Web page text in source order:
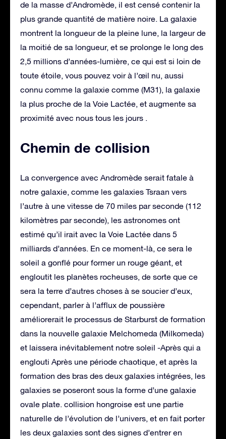
de la masse d’Andromède, il est censé contenir la
plus grande quantité de matière noire. La galaxie
montrent la longueur de la pleine lune, la largeur de
la moitié de sa longueur, et se prolonge le long des
2,5 millions d’années-lumière, ce qui est si loin de
toute étoile, vous pouvez voir à l’œil nu, aussi
connu comme la galaxie comme (M31), la galaxie
la plus proche de la Voie Lactée, et augmente sa
proximité avec nous tous les jours .
Chemin de collision
La convergence avec Andromède serait fatale à
notre galaxie, comme les galaxies Tsraan vers
l’autre à une vitesse de 70 miles par seconde (112
kilomètres par seconde), les astronomes ont
estimé qu’il irait avec la Voie Lactée dans 5
milliards d’années. En ce moment-là, ce sera le
soleil a gonflé pour former un rouge géant, et
engloutit les planètes rocheuses, de sorte que ce
sera la terre d’autres choses à se soucier d’eux,
cependant, parler à l’afflux de poussière
améliorerait le processus de Starburst de formation
dans la nouvelle galaxie Melchomeda (Milkomeda)
et laissera inévitablement notre soleil -Après qui a
englouti Après une période chaotique, et après la
formation des bras des deux galaxies intégrées, les
galaxies se poseront sous la forme d’une galaxie
ovale plate. collision hongroise est une partie
naturelle de l’évolution de l’univers, et en fait porter
les deux galaxies sont des signes d’entrer en